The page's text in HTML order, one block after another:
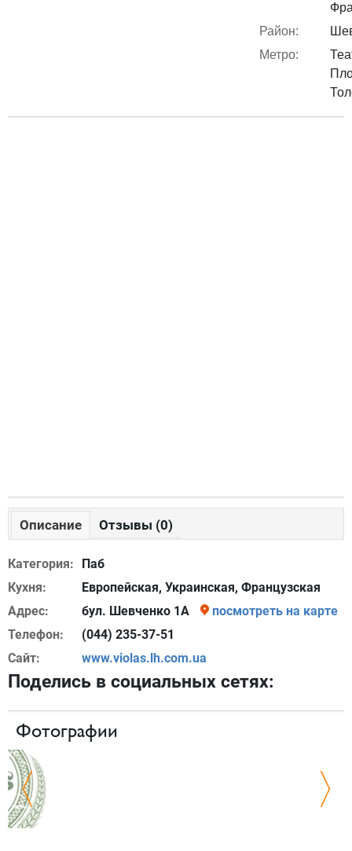
Район:
Метро:
Описание Отзывы (0)
Категория:
Паб
Кухня:
Европейская, Украинская, Французская
Адрес:
бул. Шевченко 1А
посмотреть на карте
Телефон:
(044) 235-37-51
Сайт:
www.violas.lh.com.ua
Поделись в социальных сетях:
Фотографии